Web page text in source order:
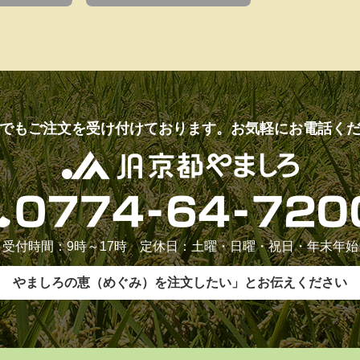
もご注文を受け付けております。お気軽にお電話く
受付時間：9時～17時 定休日：土曜・日曜・祝日・年末年始
やましろの恵（めぐみ）を注文したい」とお伝えください